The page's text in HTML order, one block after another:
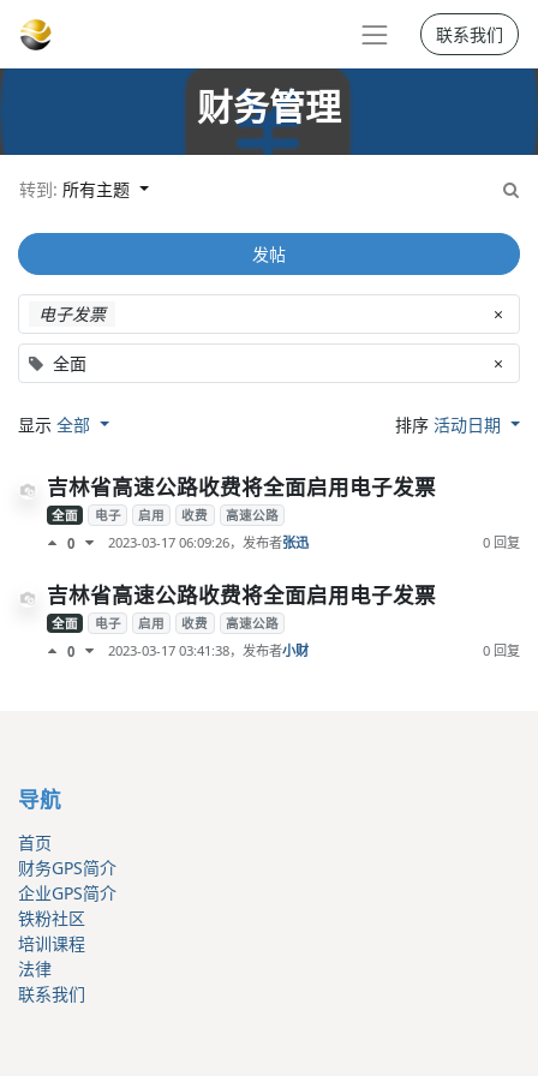
联系我们
财务管理
转到: 所有主题
电子发票 ×
全面 ×
发帖
显示 全部 排序活动日期
吉林省高速公路收费将全面启用电子发票
全面 电子 启用 收费 高速公路
0 2023-03-17 06:09:26，发布者张迅 0 回复
吉林省高速公路收费将全面启用电子发票
全面 电子 启用 收费 高速公路
0 2023-03-17 03:41:38，发布者小财 0 回复
导航
首页
财务GPS简介
企业GPS简介
铁粉社区
培训课程
法律
联系我们